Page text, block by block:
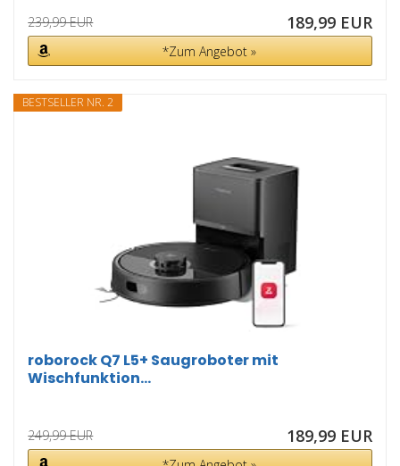
239,99 EUR 189,99 EUR
*Zum Angebot »
BESTSELLER NR. 2
roborock Q7 L5+ Saugroboter mit
Wischfunktion...
249,99 EUR 189,99 EUR